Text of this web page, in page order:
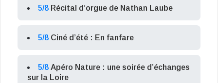
5/8 Récital d’orgue de Nathan Laube
5/8 Ciné d’été : En fanfare
5/8 Apéro Nature : une soirée d’échanges
sur la Loire